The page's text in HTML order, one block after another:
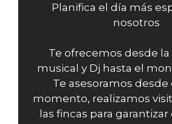
Planifica el día más
nosotros
Te ofrecemos desde
musical y Dj hasta el
Te asesoramos
momento, realizamos
las fincas para